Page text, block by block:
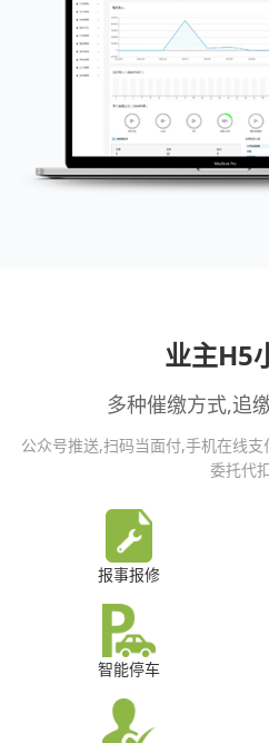
业主H5
多种催缴方式,追
公众号推送,扫码当面付,手机在线
委托代扣
报事报修
智能停车